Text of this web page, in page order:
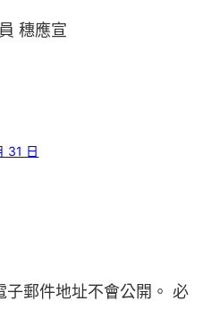
穗應宣
31 日
郵件地址不會公開。 必